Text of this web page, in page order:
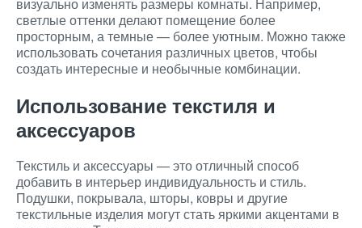
светлые оттенки делают помещение более
просторным, а темные — более уютным. Можно также
использовать сочетания различных цветов, чтобы
создать интересные и необычные комбинации.
Использование текстиля и
аксессуаров
Текстиль и аксессуары — это отличный способ
добавить в интерьер индивидуальность и стиль.
Подушки, покрывала, шторы, ковры и другие
текстильные изделия могут стать яркими акцентами в